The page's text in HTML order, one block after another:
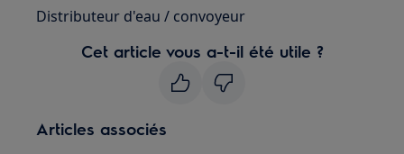
Distributeur d'eau / convoyeur
Cet article vous a-t-il été utile ?
Articles associés